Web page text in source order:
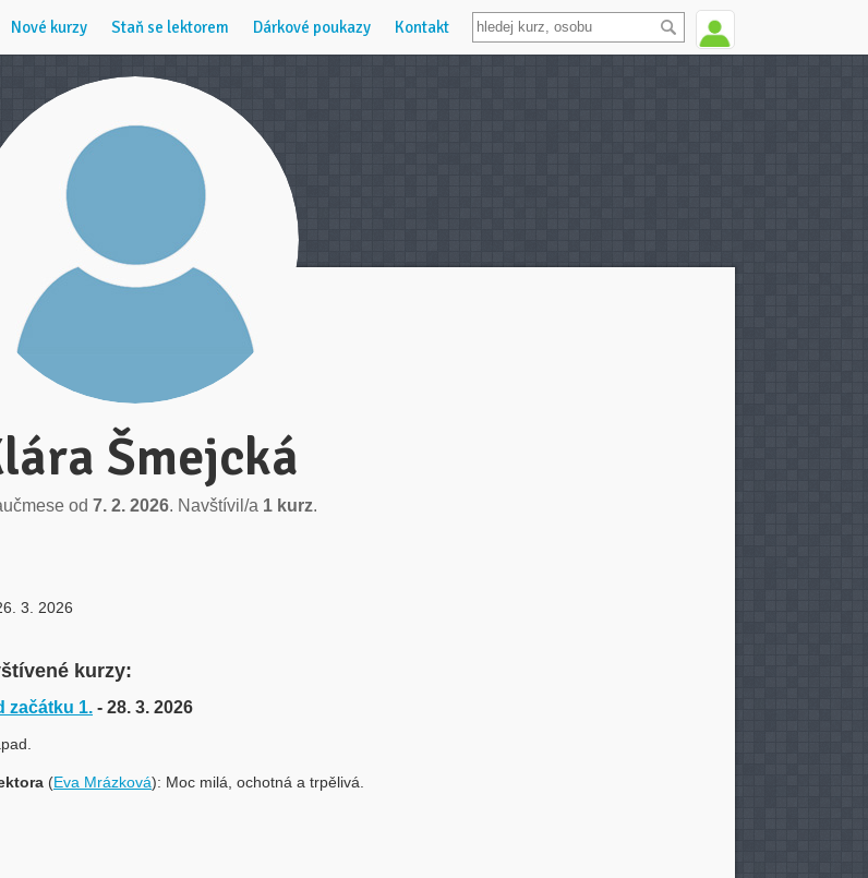
Nové kurzy Staň se lektorem Dárkové poukazy Kontakt
Šmejcká
od 7. 2. 2026. Navštívil/a 1 kurz.
3. 2026
kurzy:
začátku 1. - 28. 3. 2026
(Eva Mrázková): Moc milá, ochotná a trpělivá.